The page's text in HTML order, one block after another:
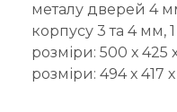
металу дверей 4
корпусу 3 та 4 мм,
розміри: 500 х 425
розміри: 494 х 417